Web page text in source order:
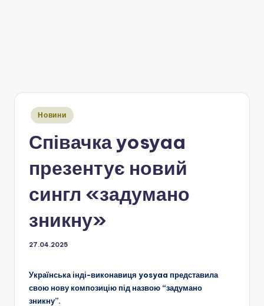
Опубліковано
Новини
Співачка yosyaa
презентує новий
сингл «задумано
зникну»
27.04.2025
Українська інді-виконавиця yosyaa представила
свою нову композицію під назвою “задумано
зникну”.